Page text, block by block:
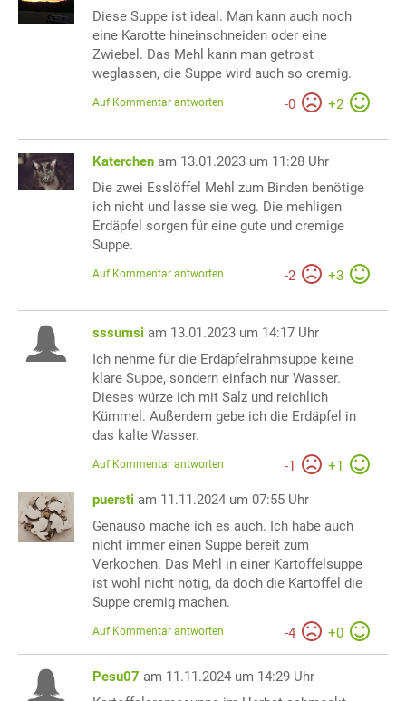
Diese Suppe ist ideal. Man kann auch noch
eine Karotte hineinschneiden oder eine
Zwiebel. Das Mehl kann man getrost
weglassen, die Suppe wird auch so cremig.
-0 +2
Auf Kommentar antworten
Katerchen am 13.01.2023 um 11:28 Uhr
Die zwei Esslöffel Mehl zum Binden benötige
ich nicht und lasse sie weg. Die mehligen
Erdäpfel sorgen für eine gute und cremige
Suppe.
-2 +3
Auf Kommentar antworten
sssumsi am 13.01.2023 um 14:17 Uhr
Ich nehme für die Erdäpfelrahmsuppe keine
klare Suppe, sondern einfach nur Wasser.
Dieses würze ich mit Salz und reichlich
Kümmel. Außerdem gebe ich die Erdäpfel in
das kalte Wasser.
-1 +1
Auf Kommentar antworten
puersti am 11.11.2024 um 07:55 Uhr
Genauso mache ich es auch. Ich habe auch
nicht immer einen Suppe bereit zum
Verkochen. Das Mehl in einer Kartoffelsuppe
ist wohl nicht nötig, da doch die Kartoffel die
Suppe cremig machen.
-4 +0
Auf Kommentar antworten
Pesu07 am 11.11.2024 um 14:29 Uhr